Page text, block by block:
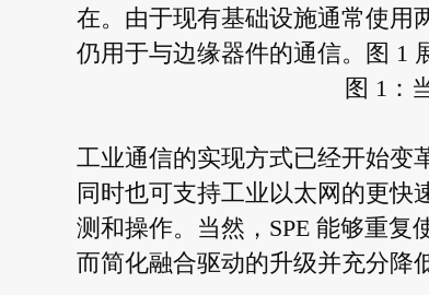
在。由于现有基础设施通常使用
仍用于与边缘器件的通信。图 1
图 1：
工业通信的实现方式已经开始变
同时也可支持工业以太网的更快
测和操作。当然，SPE 能够重
而简化融合驱动的升级并充分降